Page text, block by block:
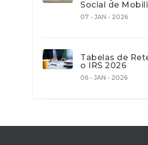
Social de
07 - JAN - 2026
Tabelas de
o IRS 2026
06 - JAN - 2026